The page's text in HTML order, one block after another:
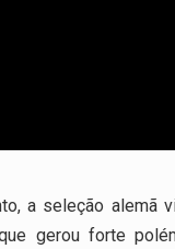
a seleção alemã
gerou forte